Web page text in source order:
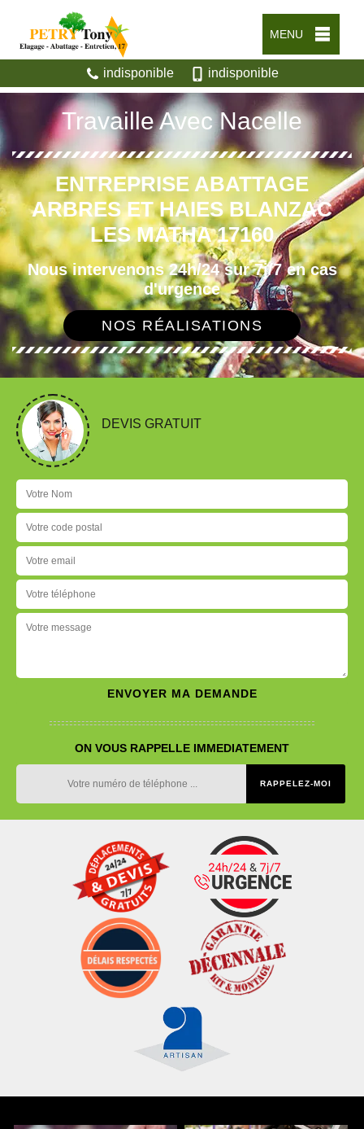
MENU
indisponible indisponible
Travaille Avec Nacelle
ENTREPRISE ABATTAGE
ARBRES ET HAIES BLANZAC
LES MATHA 17160
Nous intervenons 24h/24 sur 7j/7 en cas
d'urgence
NOS RÉALISATIONS
DEVIS GRATUIT
ON VOUS RAPPELLE IMMEDIATEMENT